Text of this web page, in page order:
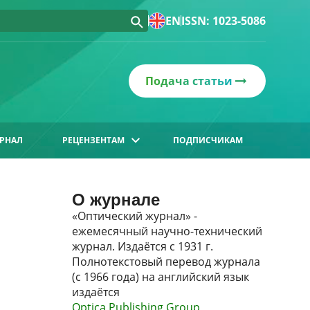
ENISSN: 1023-5086
Подача статьи
РЕЦЕНЗЕНТАМ ПОДПИСЧИКАМ
О журнале
«Оптический журнал» -
ежемесячный научно-технический
журнал. Издаётся с 1931 г.
Полнотекстовый перевод журнала
(с 1966 года) на английский язык
издаётся